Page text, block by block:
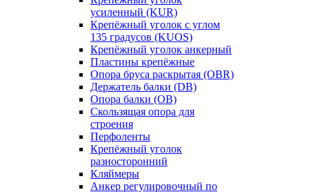
усиленный (KUR)
Крепёжный уголок с углом
135 градусов (KUOS)
Крепёжный уголок анкерный
Пластины крепёжные
Опора бруса раскрытая (OBR)
Держатель балки (DB)
Опора балки (ОВ)
Скользящая опора для
строения
Перфоленты
Крепёжный уголок
разносторонний
Кляймеры
Анкер регулировочный по